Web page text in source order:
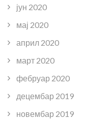
јун 2020
мај 2020
април 2020
март 2020
фебруар 2020
децембар 2019
новембар 2019